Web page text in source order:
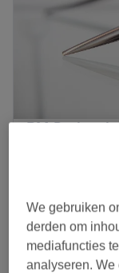
Roermond,
20 min
Knippen +
30 min
We gebruiken
derden om
mediafuncties
analyseren. We